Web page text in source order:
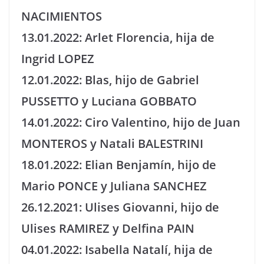
NACIMIENTOS
13.01.2022: Arlet Florencia, hija de
Ingrid LOPEZ
12.01.2022: Blas, hijo de Gabriel
PUSSETTO y Luciana GOBBATO
14.01.2022: Ciro Valentino, hijo de Juan
MONTEROS y Natali BALESTRINI
18.01.2022: Elian Benjamín, hijo de
Mario PONCE y Juliana SANCHEZ
26.12.2021: Ulises Giovanni, hijo de
Ulises RAMIREZ y Delfina PAIN
04.01.2022: Isabella Natalí, hija de